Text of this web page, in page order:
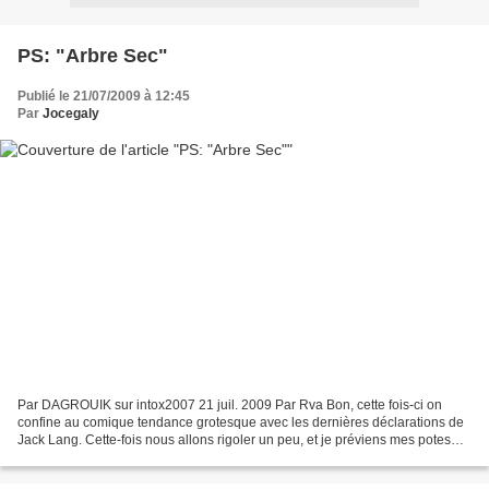
PS: "Arbre Sec"
Publié le 21/07/2009 à 12:45
Par Jocegaly
Par DAGROUIK sur intox2007 21 juil. 2009 Par Rva Bon, cette fois-ci on
confine au comique tendance grotesque avec les dernières déclarations de
Jack Lang. Cette-fois nous allons rigoler un peu, et je préviens mes potes